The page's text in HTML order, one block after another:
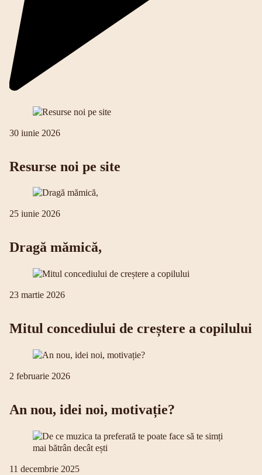
30 iunie 2026
Resurse noi pe site
25 iunie 2026
Dragă mămică,
23 martie 2026
Mitul concediului de creștere a copilului
2 februarie 2026
An nou, idei noi, motivație?
11 decembrie 2025